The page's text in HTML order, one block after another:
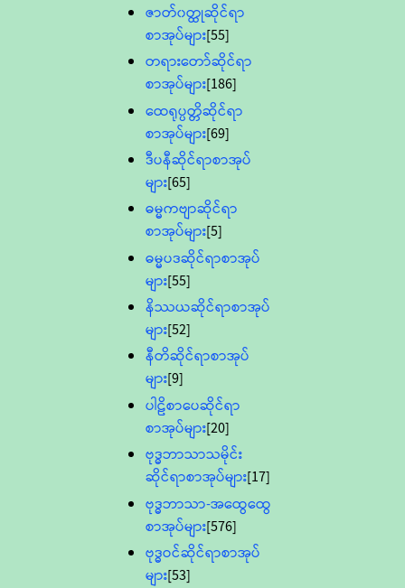
ဇာတ်၀တ္ထုဆိုင်ရာ
စာအုပ်များ[55]
တရားတော်ဆိုင်ရာ
စာအုပ်များ[186]
ထေရုပ္ပတ္တိဆိုင်ရာ
စာအုပ်များ[69]
ဒီပနီဆိုင်ရာစာအုပ်
များ[65]
ဓမ္မကဗျာဆိုင်ရာ
စာအုပ်များ[5]
ဓမ္မပဒဆိုင်ရာစာအုပ်
များ[55]
နိဿယဆိုင်ရာစာအုပ်
များ[52]
နီတိဆိုင်ရာစာအုပ်
များ[9]
ပါဠိစာပေဆိုင်ရာ
စာအုပ်များ[20]
ဗုဒ္ဓဘာသာသမိုင်း
ဆိုင်ရာစာအုပ်များ[17]
ဗုဒ္ဓဘာသာ-အထွေထွေ
စာအုပ်များ[576]
ဗုဒ္ဓဝင်ဆိုင်ရာစာအုပ်
များ[53]